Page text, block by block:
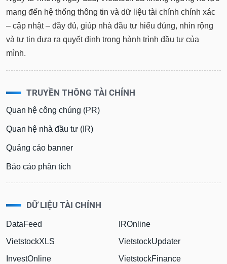
mang đến hệ thống thông tin và dữ liệu tài chính chính xác
– cập nhật – đầy đủ, giúp nhà đầu tư hiểu đúng, nhìn rộng
và tự tin đưa ra quyết định trong hành trình đầu tư của
mình.
TRUYỀN THÔNG TÀI CHÍNH
Quan hệ công chúng (PR)
Quan hệ nhà đầu tư (IR)
Quảng cáo banner
Báo cáo phân tích
DỮ LIỆU TÀI CHÍNH
DataFeed
VietstockXLS
InvestOnline
IROnline
VietstockUpdater
VietstockFinance